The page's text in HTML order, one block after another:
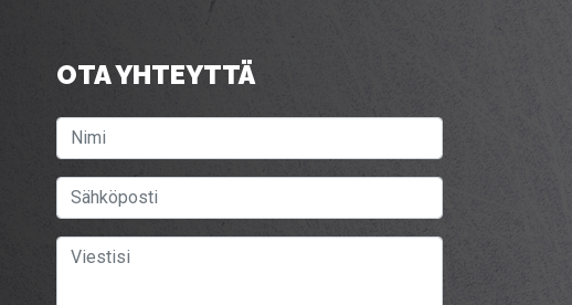
OTA YHTEYTTÄ